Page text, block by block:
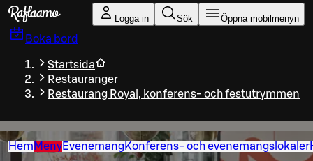
Gå till huvudinnehållet
Logga in Sök Öppna mobilmenyn
Boka bord
Startsida
Restauranger
Restaurang Royal, konferens- och festutrymmen
Hem MenyEvenemangKonferens- och evenemangslokaler